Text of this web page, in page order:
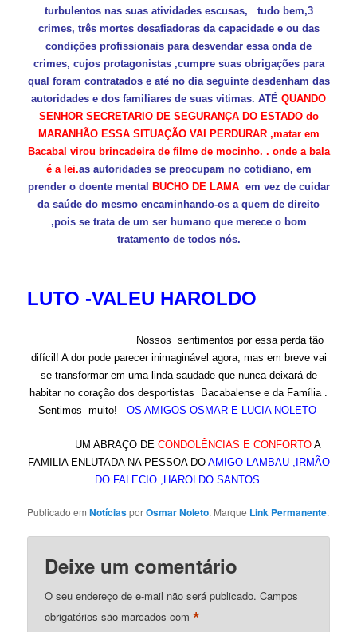
turbulentos nas suas atividades escusas, tudo bem,3
crimes, três mortes desafiadoras da capacidade e ou das
condições profissionais para desvendar essa onda de
crimes, cujos protagonistas ,cumpre suas obrigações para
qual foram contratados e até no dia seguinte desdenham das
autoridades e dos familiares de suas vitimas. ATÉ QUANDO
SENHOR SECRETARIO DE SEGURANÇA DO ESTADO do
MARANHÃO ESSA SITUAÇÃO VAI PERDURAR ,matar em
Bacabal virou brincadeira de filme de mocinho. . onde a bala
é a lei.as autoridades se preocupam no cotidiano, em
prender o doente mental BUCHO DE LAMAem vez de cuidar
da saúde do mesmo encaminhando-os a quem de direito
,pois se trata de um ser humano que merece o bom
tratamento de todos nós.
LUTO -VALEU HAROLDO
Nossos sentimentos por essa perda tão
difícil! A dor pode parecer inimaginável agora, mas em breve vai
se transformar em uma linda saudade que nunca deixará de
habitar no coração dos desportistas Bacabalense e da Família .
Sentimos muito! OS AMIGOS OSMAR E LUCIA NOLETO
UM ABRAÇO DE CONDOLÊNCIAS E CONFORTOA
FAMILIA ENLUTADA NA PESSOA DO AMIGO LAMBAU ,IRMÃO
DO FALECIO ,HAROLDO SANTOS
Publicado emNotíciasporOsmar Noleto. Marque Link Permanente.
Deixe um comentário
O seu endereço de e-mail não será publicado. Campos
obrigatórios são marcados com*